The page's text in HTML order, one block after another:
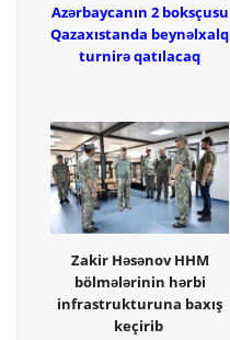
Azərbaycanın 2 boksçusu
Qazaxıstanda beynəlxalq
turnirə qatılacaq
Zakir Həsənov HHM
bölmələrinin hərbi
infrastrukturuna baxış
keçirib